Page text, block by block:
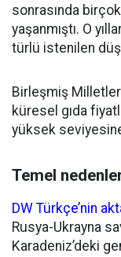
sonrasında
yaşanmıştı. O
türlü istenilen
Birleşmiş Milletler
küresel gıda
yüksek seviyesine
Temel
DW Türkçe’nin
Rusya-Ukrayna
Karadeniz’deki